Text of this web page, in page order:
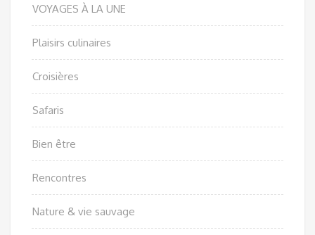
VOYAGES À LA UNE
Plaisirs culinaires
Croisières
Safaris
Bien être
Rencontres
Nature & vie sauvage